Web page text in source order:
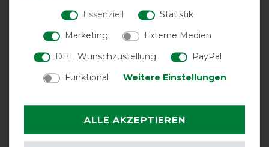
Verschluss
Essenziell
Statistik
Marketing
Externe Medien
DHL Wunschzustellung
PayPal
Funktional
Weitere Einstellungen
ALLE AKZEPTIEREN